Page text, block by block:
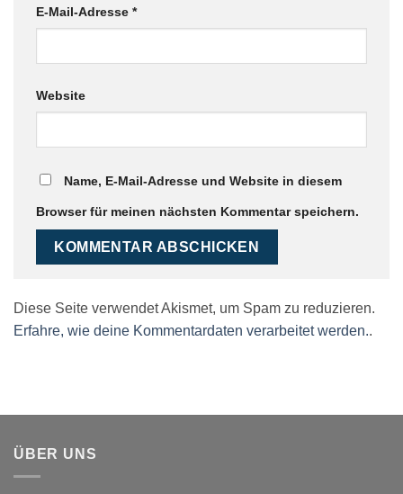
E-Mail-Adresse *
Website
Name, E-Mail-Adresse und Website in diesem
Browser für meinen nächsten Kommentar speichern.
Diese Seite verwendet Akismet, um Spam zu reduzieren.
Erfahre, wie deine Kommentardaten verarbeitet werden..
ÜBER UNS